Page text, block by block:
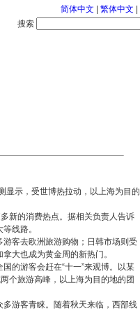
简体中文 繁体中文
搜索
显示，受世博热拉动，以上海为目的
新的消费热点。据相关负责人告诉
线路。
客去欧洲旅游购物；日韩市场则受
大也成为黄金周的新热门。
的游客会赶在“十一”来观博。以某
个旅游高峰，以上海为目的地的团
游客青睐。随着秋天来临，西部线